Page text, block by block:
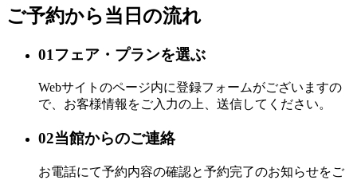
ご予約から当日の流れ
01 フェア・プランを選ぶ
Webサイトのページ内に登録フォームがございますの
で、お客様情報をご入力の上、送信してください。
02当館からのご連絡
お電話にて予約内容の確認と予約完了のお知らせをご